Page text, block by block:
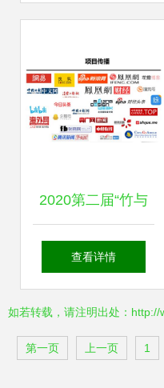
文化创意内容应用
服务
2020第二届“竹与
生活”青神竹产品创
单揭晓，数字文创
查看详情
如若转载，请注明出处：
第一页 上一页 1